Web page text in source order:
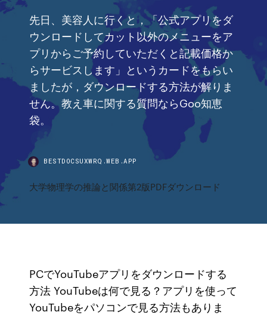
先日、美容人に行くと，「公式アプリをダ
ウンロードしてカット以外のメニューをア
プリからご予約していただくと記載価格か
らサービスします」というカードをもらい
ましたが，ダウンロードする方法が解りま
せん。教え車に関する質問ならGoo知恵
袋。
BESTDOCSUXWRQ.WEB.APP
大学物理学の推論と関係第2版PDFダウンロード
PCでYouTubeアプリをダウンロードする
方法 YouTubeは何で見る？アプリを使って
YouTubeをパソコンで見る方法もありま